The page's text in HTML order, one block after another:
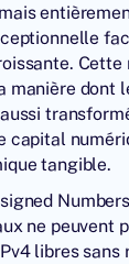
Cette
manière dont
capital
tangible.
ne peuvent
libres